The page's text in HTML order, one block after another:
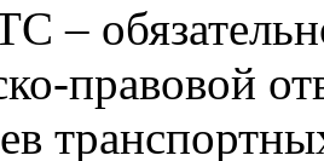
–
правовой